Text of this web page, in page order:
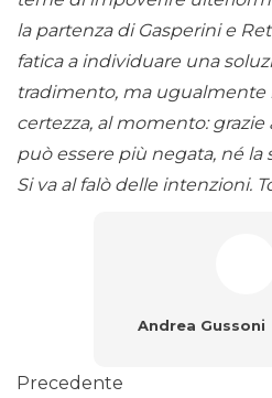
la partenza di Gasperini e
fatica a individuare una
tradimento, ma ugualmente
certezza, al momento: grazie
può essere più negata, né la
Si va al falò delle intenzioni.
Andrea Gussoni
Precedente